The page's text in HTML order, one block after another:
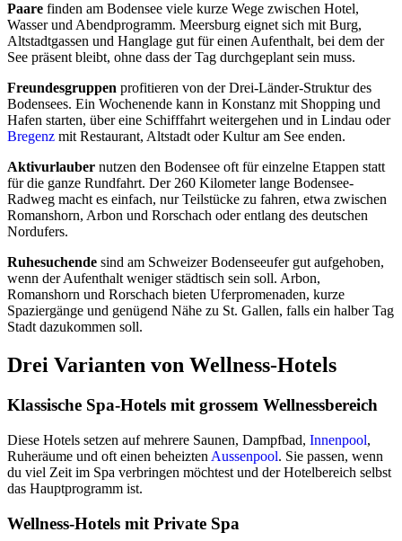
Paare finden am Bodensee viele kurze Wege zwischen Hotel,
Wasser und Abendprogramm. Meersburg eignet sich mit Burg,
Altstadtgassen und Hanglage gut für einen Aufenthalt, bei dem der
See präsent bleibt, ohne dass der Tag durchgeplant sein muss.
Freundesgruppen profitieren von der Drei-Länder-Struktur des
Bodensees. Ein Wochenende kann in Konstanz mit Shopping und
Hafen starten, über eine Schifffahrt weitergehen und in Lindau oder
Bregenz mit Restaurant, Altstadt oder Kultur am See enden.
Aktivurlauber nutzen den Bodensee oft für einzelne Etappen statt
für die ganze Rundfahrt. Der 260 Kilometer lange Bodensee-
Radweg macht es einfach, nur Teilstücke zu fahren, etwa zwischen
Romanshorn, Arbon und Rorschach oder entlang des deutschen
Nordufers.
Ruhesuchende sind am Schweizer Bodenseeufer gut aufgehoben,
wenn der Aufenthalt weniger städtisch sein soll. Arbon,
Romanshorn und Rorschach bieten Uferpromenaden, kurze
Spaziergänge und genügend Nähe zu St. Gallen, falls ein halber Tag
Stadt dazukommen soll.
Drei Varianten von Wellness-Hotels
Klassische Spa-Hotels mit grossem Wellnessbereich
Diese Hotels setzen auf mehrere Saunen, Dampfbad, Innenpool,
Ruheräume und oft einen beheizten Aussenpool. Sie passen, wenn
du viel Zeit im Spa verbringen möchtest und der Hotelbereich selbst
das Hauptprogramm ist.
Wellness-Hotels mit Private Spa